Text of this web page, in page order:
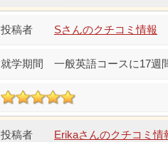
Sさんのクチコミ情報
一般英語コースに17週
Erikaさんのクチコミ情